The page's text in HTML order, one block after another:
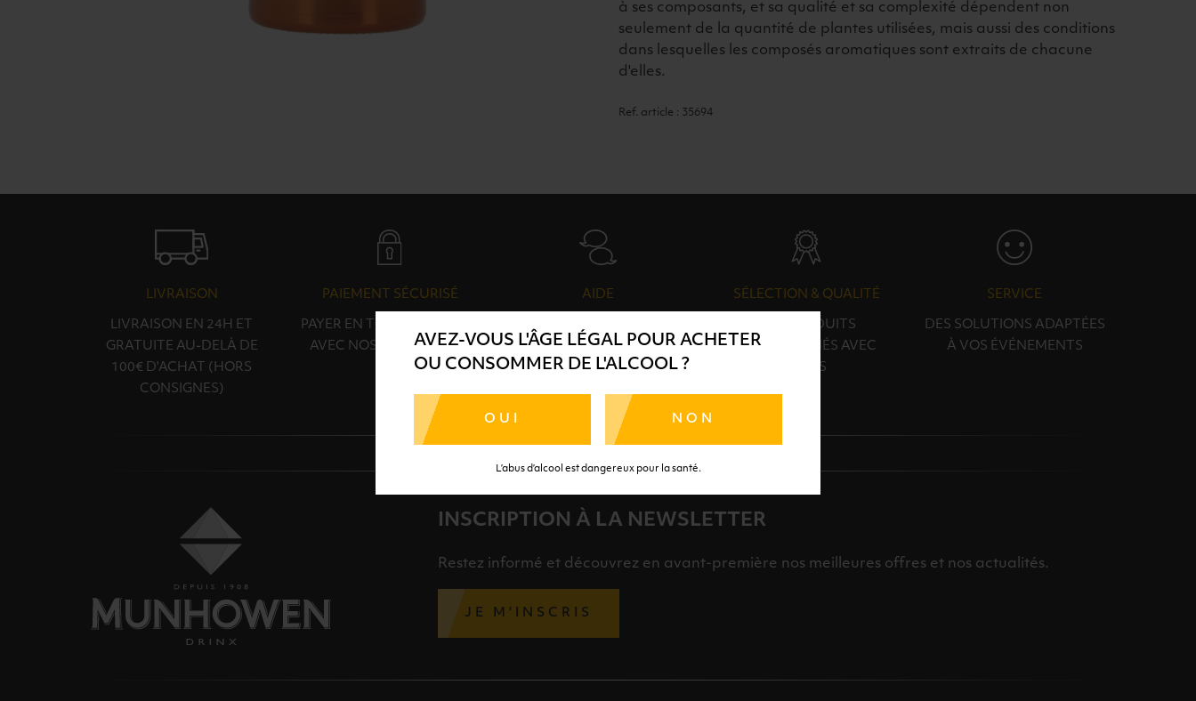
AVEZ-VOUS L'ÂGE LÉGAL POUR ACHETER
OU CONSOMMER DE L'ALCOOL ?
OUI NON
L’abus d’alcool est dangereux pour la santé.
à ses composants, et sa qualité et sa complexité dépendent non
seulement de la quantité de plantes utilisées, mais aussi des conditions
dans lesquelles les composés aromatiques sont extraits de chacune
d'elles.
Ref. article : 35694
LIVRAISON
LIVRAISON EN 24H ET
GRATUITE AU-DELÀ DE
100€ D'ACHAT (HORS
CONSIGNES)
PAIEMENT SÉCURISÉ
PAYER EN TOUTE SÉRÉNITÉ
AVEC NOS PARTENAIRES
AIDE
VOTRE DISPOSITION
SÉLECTION & QUALITÉ
DES PRODUITS
SÉLECTIONNÉS AVEC
SOINS
SERVICE
DES SOLUTIONS ADAPTÉES
À VOS ÉVÉNEMENTS
INSCRIPTION À LA NEWSLETTER
Restez informé et découvrez en avant-première nos meilleures offres et nos actualités.
JE M'INSCRIS